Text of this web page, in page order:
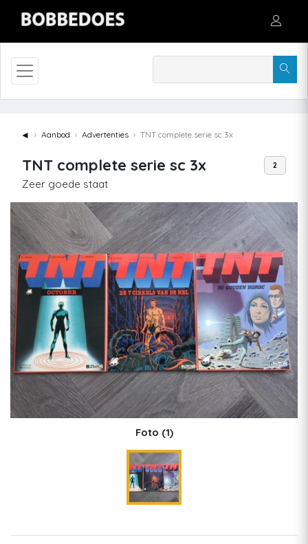
◄ Aanbod Advertenties TNT complete serie sc 3x
TNT complete serie sc 3x
Zeer goede staat
2
Foto (1)